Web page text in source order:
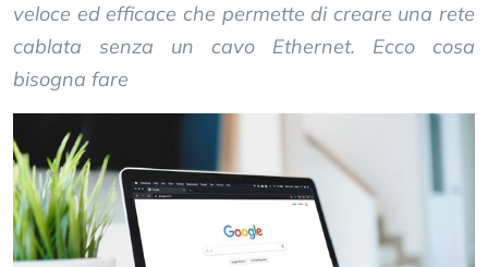
veloce ed efficace che permette di creare una rete
cablata senza un cavo Ethernet. Ecco cosa
bisogna fare